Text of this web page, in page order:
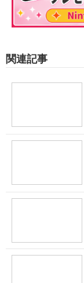
関連記事